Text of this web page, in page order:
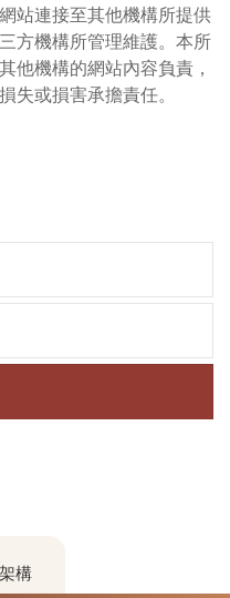
站連接至其他機構所提供
方機構所管理維護。本所
他機構的網站內容負責，
失或損害承擔責任。
構